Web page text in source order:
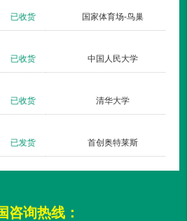
不锈钢方形单桶001定制款 已收货
钢板户外垃圾桶002玫瑰金 已收货
钢木户外单桶035 已收货
新款垃圾桶007三分类 已发货
咨询热线：